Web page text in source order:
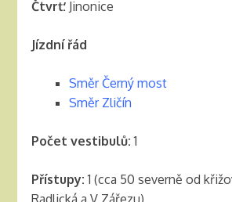
Čtvrť: Jinonice
Jízdní řád
Směr Černý most
Směr Zličín
Počet vestibulů:1
Přístupy: 1 (cca 50 severně od
Radlická a V Zářezu)